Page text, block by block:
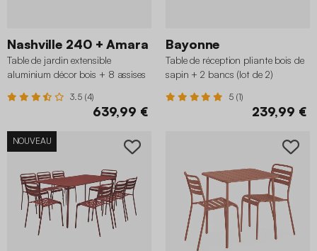
Nashville 240 + Amara
Table de jardin extensible
aluminium décor bois + 8 assises
3.5 (4)
639,99 €
Bayonne
Table de réception pliante bois de
sapin + 2 bancs (lot de 2)
5 (1)
239,99 €
NOUVEAU